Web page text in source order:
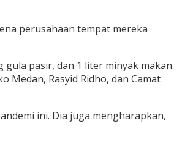
perusahaan tempat mereka
gula pasir, dan 1 liter minyak makan.
Medan, Rasyid Ridho, dan Camat
ini. Dia juga mengharapkan,